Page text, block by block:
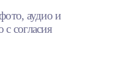
аудио и
согласия